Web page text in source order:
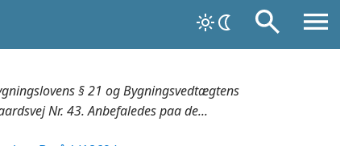
§ 21 og Bygningsvedtægtens
Nr. 43. Anbefaledes paa de...